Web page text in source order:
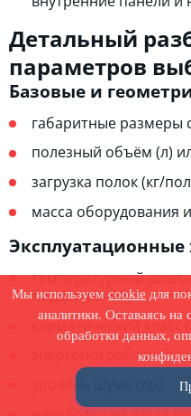
Детальный
параметров
Базовые и
габаритные размеры
полезный объём (л)
загрузка полок (кг/
масса оборудования
Эксплуатационные
температурный
поддержания;
климатический класс
энергопотребление
Мы используем cookie для
аналитики. Оставаясь на
обработки данных,